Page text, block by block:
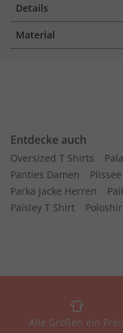
Details
Material
Entdecke auch
Oversized T Shirts
Panties Damen
Parka Jacke Herren
Paisley T Shirt
Alle Größen ein